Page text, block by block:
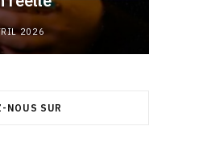
2026
NOUS SUR